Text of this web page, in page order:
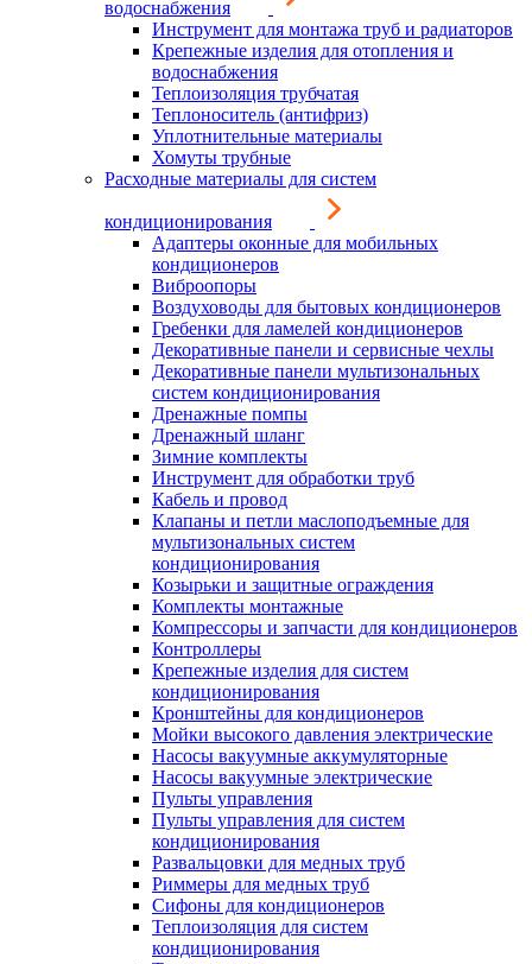
водоснабжения
Инструмент для монтажа труб и радиаторов
Крепежные изделия для отопления и
водоснабжения
Теплоизоляция трубчатая
Теплоноситель (антифриз)
Уплотнительные материалы
Хомуты трубные
Расходные материалы для систем
кондиционирования
Адаптеры оконные для мобильных
кондиционеров
Виброопоры
Воздуховоды для бытовых кондиционеров
Гребенки для ламелей кондиционеров
Декоративные панели и сервисные чехлы
Декоративные панели мультизональных
систем кондиционирования
Дренажные помпы
Дренажный шланг
Зимние комплекты
Инструмент для обработки труб
Кабель и провод
Клапаны и петли маслоподъемные для
мультизональных систем
кондиционирования
Козырьки и защитные ограждения
Комплекты монтажные
Компрессоры и запчасти для кондиционеров
Контроллеры
Крепежные изделия для систем
кондиционирования
Кронштейны для кондиционеров
Мойки высокого давления электрические
Насосы вакуумные аккумуляторные
Насосы вакуумные электрические
Пульты управления
Пульты управления для систем
кондиционирования
Развальцовки для медных труб
Риммеры для медных труб
Сифоны для кондиционеров
Теплоизоляция для систем
кондиционирования